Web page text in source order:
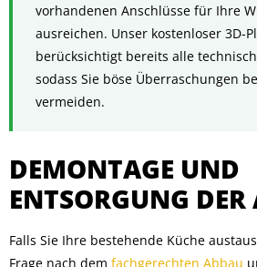
vorhandenen Anschlüsse für Ihre
ausreichen. Unser kostenloser 3D-
berücksichtigt bereits alle
sodass Sie böse Überraschungen
vermeiden.
DEMONTAGE UND
ENTSORGUNG DER
Falls Sie Ihre bestehende Küche
Frage nach dem fachgerechten Abbau